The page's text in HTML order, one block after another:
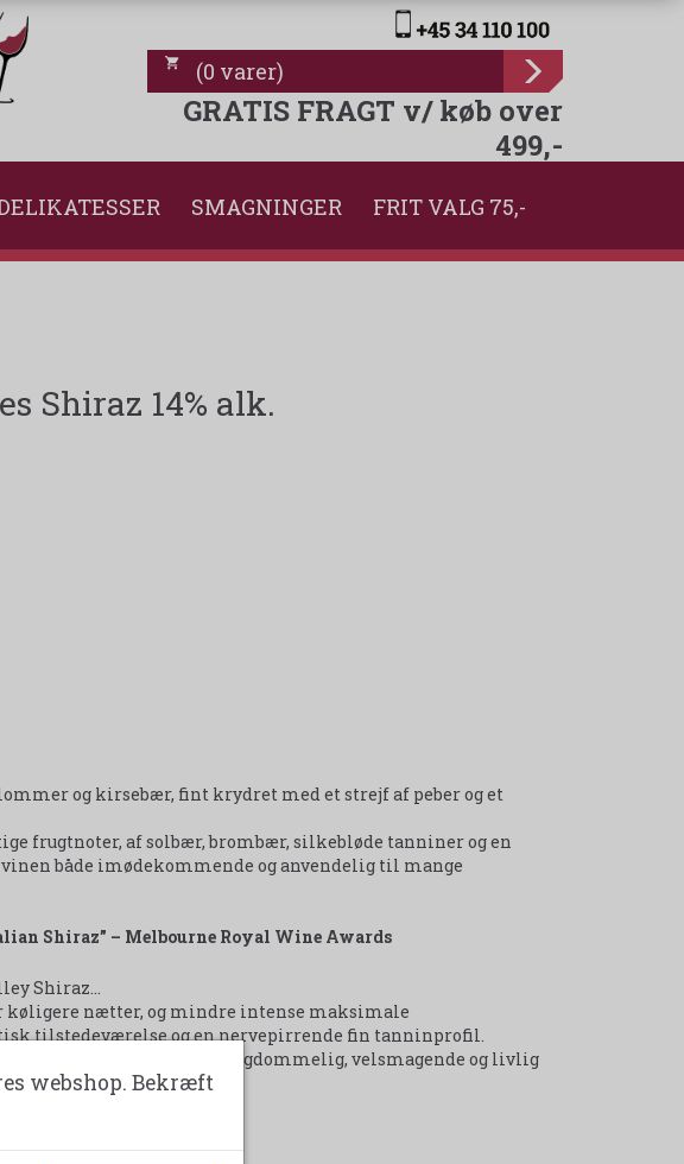
(0 varer)
GRATIS FRAGT v/ køb over
499,-
SMAGNINGER FRIT VALG 75,-
Shiraz 14% alk.
og kirsebær, fint krydret med et strejf af peber og et
frugtnoter, af solbær, brombær, silkebløde tanniner og en
både imødekommende og anvendelig til mange
Shiraz” – Melbourne Royal Wine Awards
Shiraz...
nætter, og mindre intense maksimale
tilstedeværelse og en nervepirrende fin tanninprofil.
pakket ind i en lækker ungdommelig, velsmagende og livlig
webshop. Bekræft